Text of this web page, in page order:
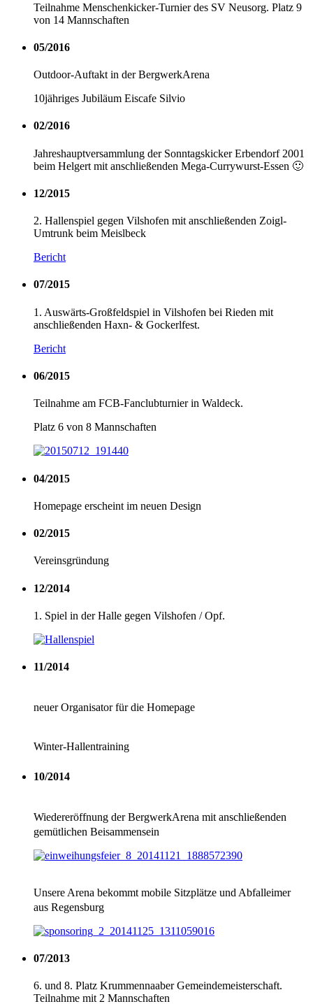
Teilnahme Menschenkicker-Turnier des SV Neusorg. Platz 9
von 14 Mannschaften
05/2016
Outdoor-Auftakt in der BergwerkArena
10jähriges Jubiläum Eiscafe Silvio
02/2016
Jahreshauptversammlung der Sonntagskicker Erbendorf 2001
beim Helgert mit anschließenden Mega-Currywurst-Essen 🙂
12/2015
2. Hallenspiel gegen Vilshofen mit anschließenden Zoigl-
Umtrunk beim Meislbeck
Bericht
07/2015
1. Auswärts-Großfeldspiel in Vilshofen bei Rieden mit
anschließenden Haxn- & Gockerlfest.
Bericht
06/2015
Teilnahme am FCB-Fanclubturnier in Waldeck.
Platz 6 von 8 Mannschaften
04/2015
Homepage erscheint im neuen Design
02/2015
Vereinsgründung
12/2014
1. Spiel in der Halle gegen Vilshofen / Opf.
11/2014
neuer Organisator für die Homepage
Winter-Hallentraining
10/2014
Wiedereröffnung der BergwerkArena mit anschließenden
gemütlichen Beisammensein
Unsere Arena bekommt mobile Sitzplätze und Abfalleimer
aus Regensburg
07/2013
6. und 8. Platz Krummennaaber Gemeindemeisterschaft.
Teilnahme mit 2 Mannschaften